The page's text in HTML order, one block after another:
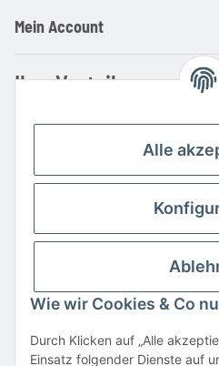
Mein Account
Ihre Vorteile
Kauf auf Rechnung
Große Auswahl an
Schnelle Lieferung
Hohe Lagerverfügbarkeit
Vertrag
Alle
Wie wir Cookies & Co
Durch Klicken auf „Alle
Einsatz folgender Dienste auf